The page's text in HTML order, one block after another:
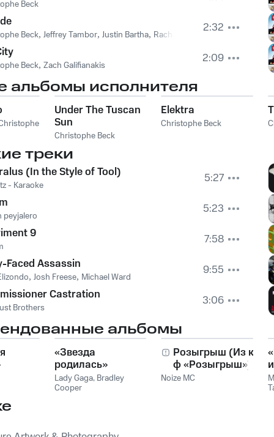
Beck
Beck, Jeffrey Tambor, Justin Bartha, Rachael Harris ,
2:32
Beck, Zach Galifianakis 2:09
альбомы исполнителя
Under The Tuscan
Sun
Christophe Beck
Elektra
Christophe Beck
треки
(In the Style of Tool)
- Karaoke
5:27
peyjalero
5:23
9
7:58
Faced Assassin
, Josh Freese, Michael Ward
9:55
Castration
Brothers 3:06
альбомы
«Звезда
родилась»
Lady Gaga, Bradley
Cooper
Розыгрыш (Из к/
ф «Розыгрыш»)
Noize MC